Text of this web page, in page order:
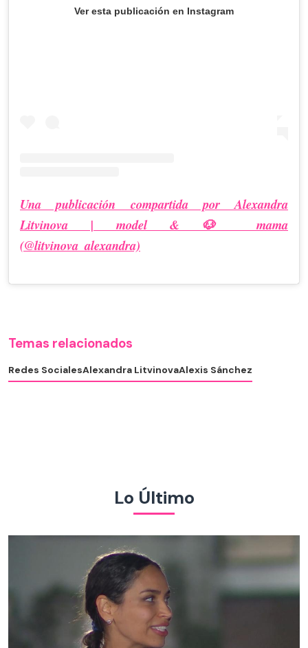
Ver esta publicación en Instagram
Una publicación compartida por Alexandra
Litvinova | model & 🐶 mama
(@litvinova_alexandra)
Temas relacionados
Redes SocialesAlexandra LitvinovaAlexis Sánchez
Lo Último